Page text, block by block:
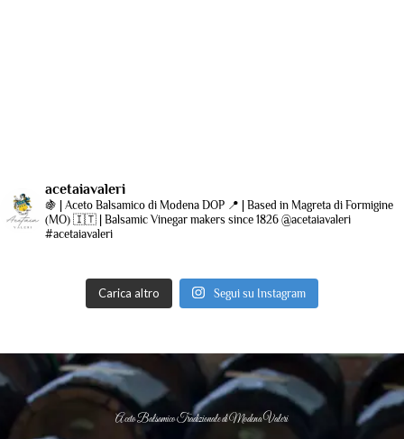
acetaiavaleri
🍇 | Aceto Balsamico di Modena DOP 📍 | Based in Magreta di Formigine
(MO) 🇮🇹 | Balsamic Vinegar makers since 1826 @acetaiavaleri
#acetaiavaleri
Carica altro Segui su Instagram
Aceto Balsamico Tradizionale di Modena Valeri